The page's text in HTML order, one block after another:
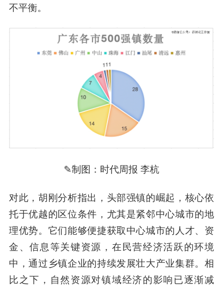
不平衡。
✎制图：时代周报 李杭
对此，胡刚分析指出，头部强镇的崛起，核心依
托于优越的区位条件，尤其是紧邻中心城市的地
理优势。它们能够便捷获取中心城市的人才、资
金、信息等关键资源，在民营经济活跃的环境
中，通过乡镇企业的持续发展壮大产业集群。相
比之下，自然资源对镇域经济的影响已逐渐减